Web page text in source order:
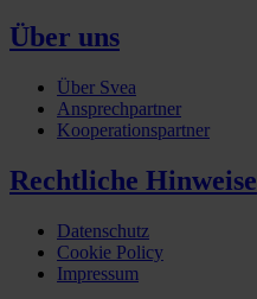
Über uns
Über Svea
Ansprechpartner
Kooperationspartner
Rechtliche Hinweise
Datenschutz
Cookie Policy
Impressum